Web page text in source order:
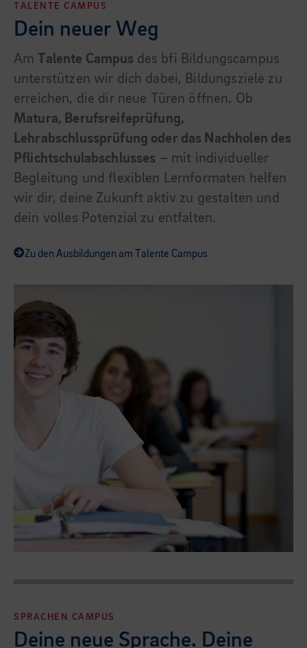
TALENTE CAMPUS
Dein neuer Weg
Am Talente Campus des bfi Bildungscampus
unterstützen wir dich dabei, Bildungsziele zu
erreichen, die dir neue Türen öffnen. Ob
Matura, Berufsreifeprüfung,
Lehrabschlussprüfung oder das Nachholen des
Pflichtschulabschlusses – mit individueller
Begleitung und flexiblen Lernformaten helfen
wir dir, deine Zukunft aktiv zu gestalten und
dein volles Potenzial zu entfalten.
Zu den Ausbildungen am Talente Campus
SPRACHEN CAMPUS
Deine neue Sprache. Deine